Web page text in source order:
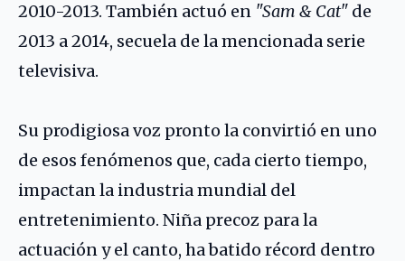
2010-2013. También actuó en "Sam & Cat" de
2013 a 2014, secuela de la mencionada serie
televisiva.
Su prodigiosa voz pronto la convirtió en uno
de esos fenómenos que, cada cierto tiempo,
impactan la industria mundial del
entretenimiento. Niña precoz para la
actuación y el canto, ha batido récord dentro